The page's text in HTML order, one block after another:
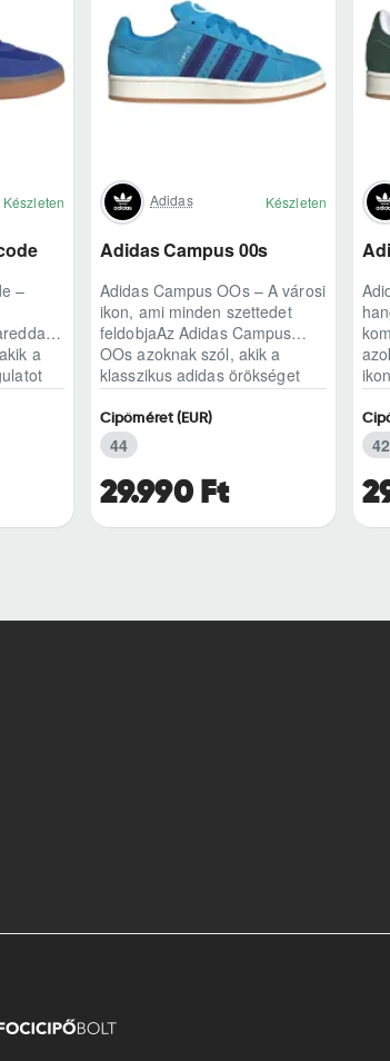
Készleten
–
a
Adidas Készleten
Adidas Campus 00s
Adidas Campus OOs – A városi
ikon, ami minden szettedet
feldobjaAz Adidas Campus
OOs azoknak szól, akik a
klasszikus adidas örökséget
modern, kétezres..
29.990 Ft
Cipőméret (EUR)
44